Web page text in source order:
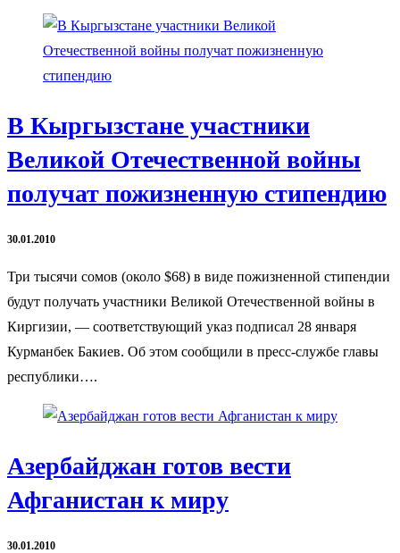
В Кыргызстане участники
Великой Отечественной войны
получат пожизненную стипендию
30.01.2010
Три тысячи сомов (около $68) в виде пожизненной стипендии
будут получать участники Великой Отечественной войны в
Киргизии, — соответствующий указ подписал 28 января
Курманбек Бакиев. Об этом сообщили в пресс-службе главы
республики….
Азербайджан готов вести
Афганистан к миру
30.01.2010